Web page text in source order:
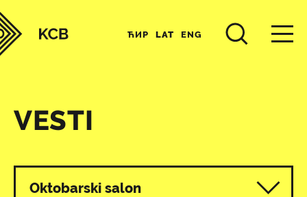
ЋИР LAT ENG
VESTI
Svi programi
Oktobarski salon